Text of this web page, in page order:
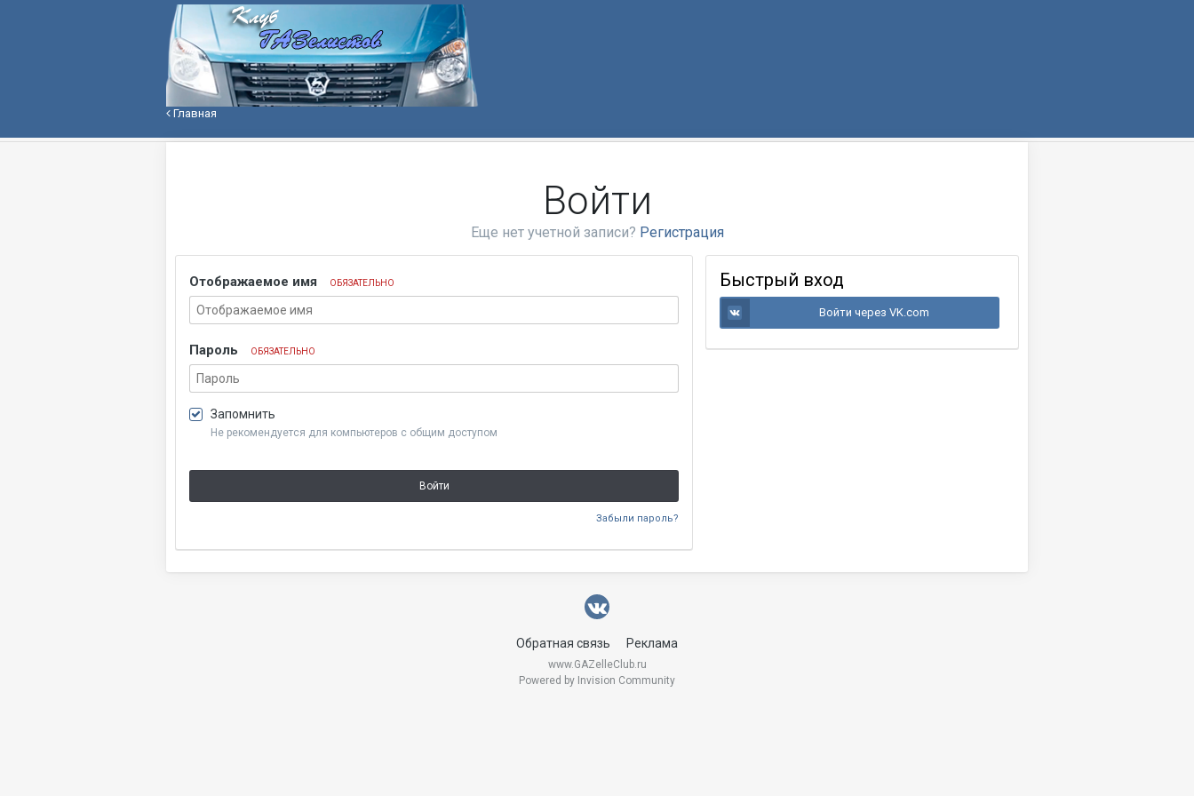
Главная
Войти
Еще нет учетной записи? Регистрация
Отображаемое имя ОБЯЗАТЕЛЬНО
Пароль ОБЯЗАТЕЛЬНО
Запомнить
Не рекомендуется для компьютеров с общим доступом
Войти
Забыли пароль?
Быстрый вход
Войти через VK.com
Обратная связь Реклама
www.GAZelleClub.ru
Powered by Invision Community